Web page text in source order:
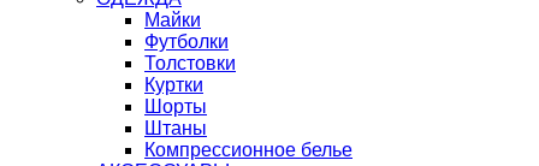
Майки
Футболки
Толстовки
Куртки
Шорты
Штаны
Компрессионное белье